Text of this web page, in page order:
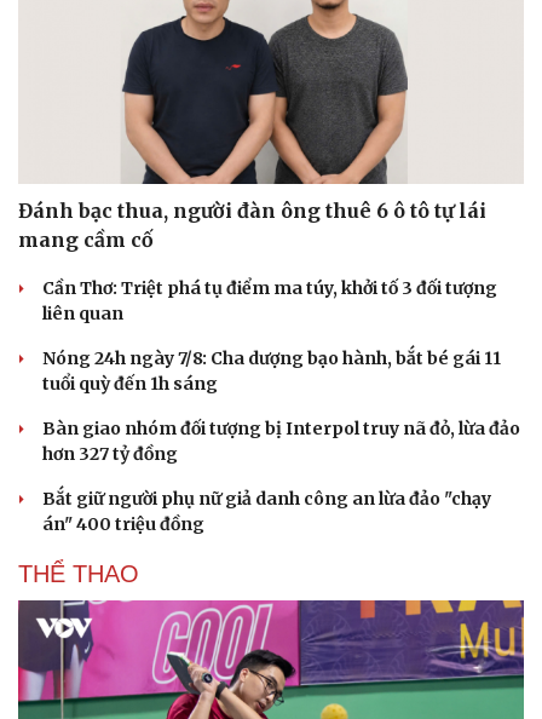
Du lịch
Săn Tour
check-in
Đọc truyện đêm khuya
Hạt giống tâm hồn
Đánh bạc thua, người đàn ông thuê 6 ô tô tự lái
mang cầm cố
Cần Thơ: Triệt phá tụ điểm ma túy, khởi tố 3 đối tượng
liên quan
Nóng 24h ngày 7/8: Cha dượng bạo hành, bắt bé gái 11
tuổi quỳ đến 1h sáng
Bàn giao nhóm đối tượng bị Interpol truy nã đỏ, lừa đảo
hơn 327 tỷ đồng
Bắt giữ người phụ nữ giả danh công an lừa đảo "chạy
án" 400 triệu đồng
THỂ THAO